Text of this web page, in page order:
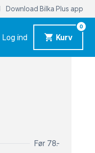
Download Bilka Plus app
Log ind Kurv
0
Før 78,-